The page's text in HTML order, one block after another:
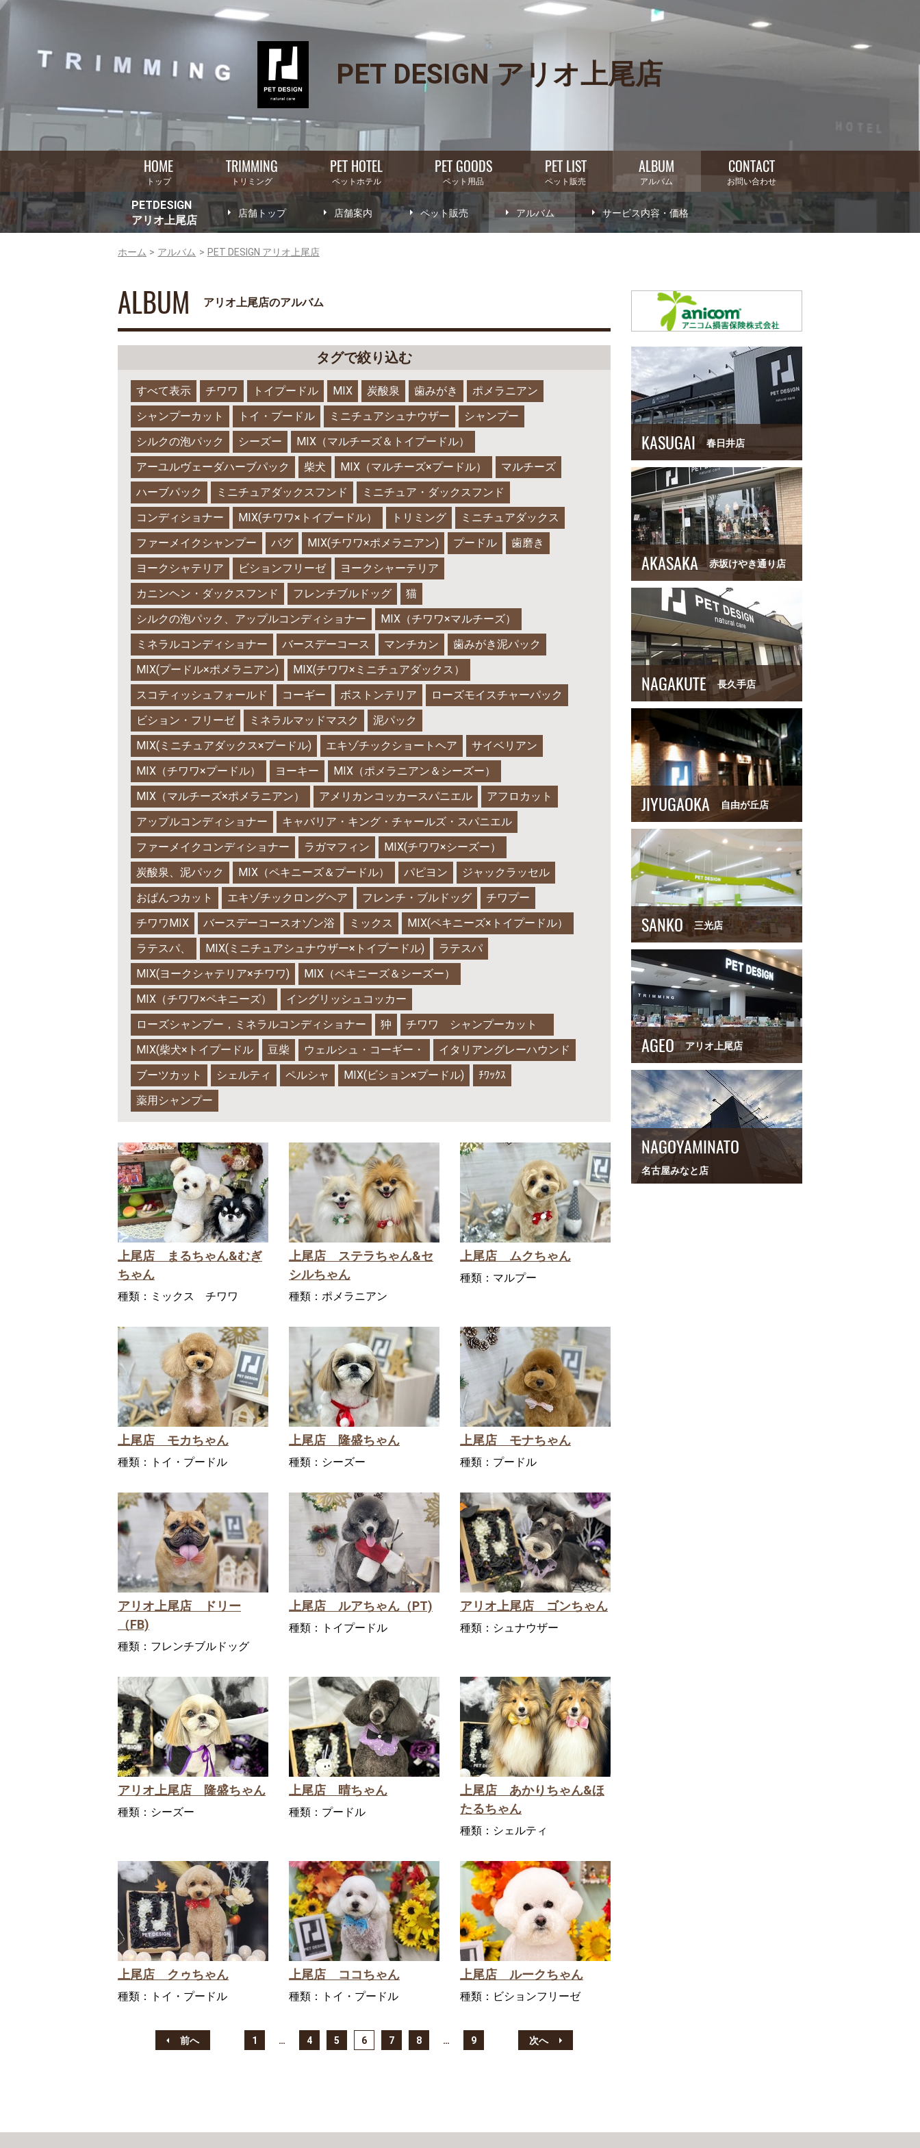
PET DESIGN アリオ上尾店
HOME
トップ
TRIMMING
トリミング
PET HOTEL
ペットホテル
PET GOODS
ペット用品
PET LIST
ペット販売
ALBUM
アルバム
CONTACT
お問い合わせ
PETDESIGN
アリオ上尾店
店舗トップ 店舗案内 ペット販売 アルバム サービス内容・価格
ホーム アルバム PET DESIGN アリオ上尾店
ALBUM アリオ上尾店のアルバム
タグで絞り込む
すべて表示 チワワ トイプードル MIX 炭酸泉 歯みがき
ポメラニアン
シャンプーカット
トイ・プードル ミニチュアシュナウザー
シャンプー
シルクの泡パック
シーズー
MIX（マルチーズ＆トイプードル）
アーユルヴェーダハーブパック
柴犬 MIX（マルチーズ×プードル）
マルチーズ
ハーブパック
ミニチュアダックスフンド
ミニチュア・ダックスフンド
コンディショナー
MIX(チワワ×トイプードル） トリミング
ミニチュアダックス
ファーメイクシャンプー
パグ MIX(チワワ×ポメラニアン) プードル
歯磨き
ヨークシャテリア
ビションフリーゼ
ヨークシャーテリア
カニンヘン・ダックスフンド
フレンチブルドッグ
猫
シルクの泡パック、アップルコンディショナー
MIX（チワワ×マルチーズ）
ミネラルコンディショナー
バースデーコース マンチカン
歯みがき泥パック
MIX(プードル×ポメラニアン)
MIX(チワワ×ミニチュアダックス）
スコティッシュフォールド
コーギー ボストンテリア
ローズモイスチャーパック
ビション・フリーゼ
ミネラルマッドマスク
泥パック
MIX(ミニチュアダックス×プードル)
エキゾチックショートヘア
サイベリアン
MIX（チワワ×プードル）
ヨーキー
MIX（ポメラニアン＆シーズー）
MIX（マルチーズ×ポメラニアン）
アメリカンコッカースパニエル
アフロカット
アップルコンディショナー
キャバリア・キング・チャールズ・スパニエル
ファーメイクコンディショナー
ラガマフィン
MIX(チワワ×シーズー）
炭酸泉、泥パック
MIX（ペキニーズ＆プードル） パピヨン
ジャックラッセル
おぱんつカット
エキゾチックロングヘア フレンチ・ブルドッグ
チワプー
チワワMIX
バースデーコースオゾン浴 ミックス
MIX(ペキニーズ×トイプードル）
ラテスパ、
MIX(ミニチュアシュナウザー×トイプードル)
ラテスパ
MIX(ヨークシャテリア×チワワ)
MIX（ペキニーズ＆シーズー）
MIX（チワワ×ペキニーズ）
イングリッシュコッカー
ローズシャンプー，ミネラルコンディショナー
狆
チワワ シャンプーカット
MIX(柴犬×トイプードル
豆柴 ウェルシュ・コーギー・
イタリアングレーハウンド
ブーツカット
シェルティ ペルシャ MIX(ビション×プードル)
ﾁﾜｯｸｽ
薬用シャンプー
上尾店 まるちゃん&むぎ
ちゃん
種類： ミックス チワワ
上尾店 ステラちゃん&セ
シルちゃん
種類： ポメラニアン
上尾店 ムクちゃん
種類： マルプー
上尾店 モカちゃん
種類： トイ・プードル
上尾店 隆盛ちゃん
種類： シーズー
上尾店 モナちゃん
種類： プードル
アリオ上尾店 ドリー
（FB)
種類： フレンチブルドッグ
上尾店 ルアちゃん（PT)
種類： トイプードル
アリオ上尾店 ゴンちゃん
種類： シュナウザー
アリオ上尾店 隆盛ちゃん
種類： シーズー
上尾店 晴ちゃん
種類： プードル
上尾店 あかりちゃん&ほ
たるちゃん
種類： シェルティ
上尾店 クゥちゃん
種類： トイ・プードル
上尾店 ココちゃん
種類： トイ・プードル
上尾店 ルークちゃん
種類： ビションフリーゼ
前へ 1 … 4 5 6 7 8 … 9 次へ
KASUGAI 春日井店
AKASAKA 赤坂けやき通り店
NAGAKUTE 長久手店
JIYUGAOKA 自由が丘店
SANKO 三光店
AGEO アリオ上尾店
NAGOYAMINATO
名古屋みなと店